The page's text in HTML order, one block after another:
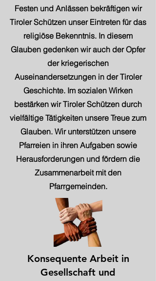
Festen und Anlässen bekräftigen wir
Tiroler Schützen unser Eintreten für das
religiöse Bekenntnis. In diesem
Glauben gedenken wir auch der Opfer
der kriegerischen
Auseinandersetzungen in der Tiroler
Geschichte. Im sozialen Wirken
bestärken wir Tiroler Schützen durch
vielfältige Tätigkeiten unsere Treue zum
Glauben. Wir unterstützen unsere
Pfarreien in ihren Aufgaben sowie
Herausforderungen und fördern die
Zusammenarbeit mit den
Pfarrgemeinden.
Konsequente Arbeit in
Gesellschaft und